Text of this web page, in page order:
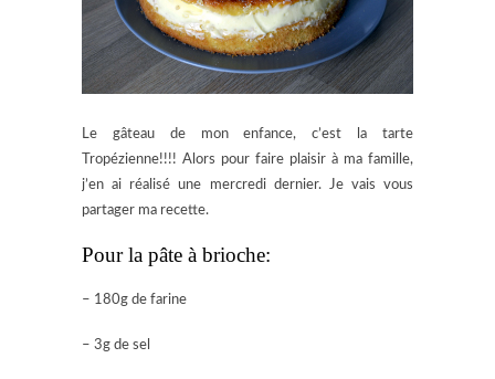
Le gâteau de mon enfance, c’est la tarte
Tropézienne!!!! Alors pour faire plaisir à ma famille,
j’en ai réalisé une mercredi dernier. Je vais vous
partager ma recette.
Pour la pâte à brioche:
– 180g de farine
– 3g de sel